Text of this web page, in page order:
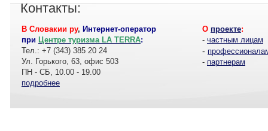
Контакты:
В Словакии ру, Интернет-оператор
при Центре туризма LA TERRA:
Тел.: +7 (343) 385 20 24
Ул. Горького, 63, офис 503
ПН - СБ, 10.00 - 19.00
подробнее
О проекте:
- частным лицам
-
- партнерам